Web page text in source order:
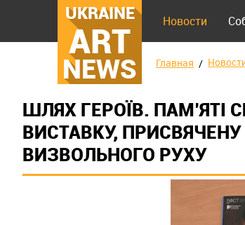
UKRAINE
ART
NEWS
Новости
Главная
ШЛЯХ ГЕРОЇВ. ПАМ’ЯТІ
ВИСТАВКУ,
ВИЗВОЛЬНОГО РУХУ